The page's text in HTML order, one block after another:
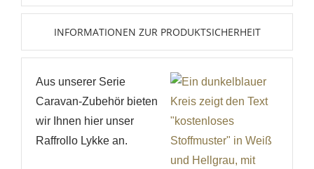
INFORMATIONEN ZUR PRODUKTSICHERHEIT
Aus unserer Serie
Caravan-Zubehör bieten
wir Ihnen hier unser
Raffrollo Lykke an.